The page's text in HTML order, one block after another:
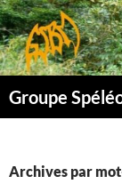
Aller
au
contenu
Groupe
Archives par